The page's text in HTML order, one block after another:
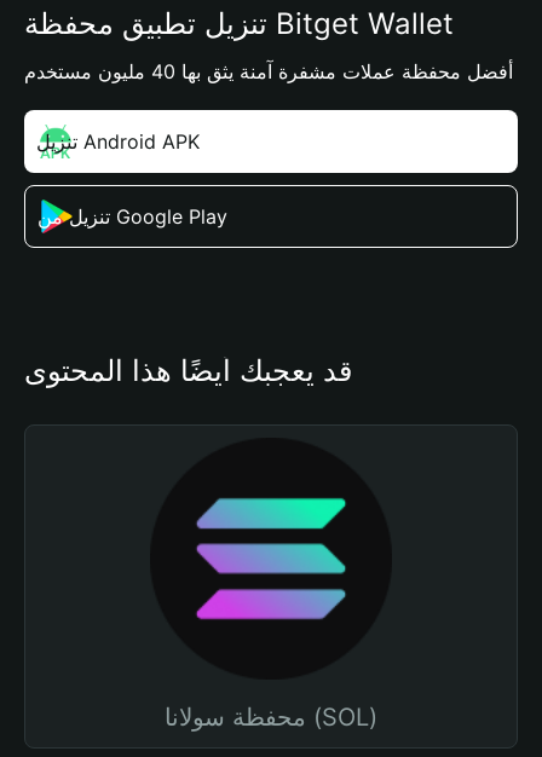
تنزيل تطبيق محفظة Bitget Wallet
أفضل محفظة عملات مشفرة آمنة يثق بها 40 مليون مستخدم
تنزيل Android APK
تنزيل من Google Play
قد يعجبك أيضًا هذا المحتوى
محفظة سولانا (SOL)